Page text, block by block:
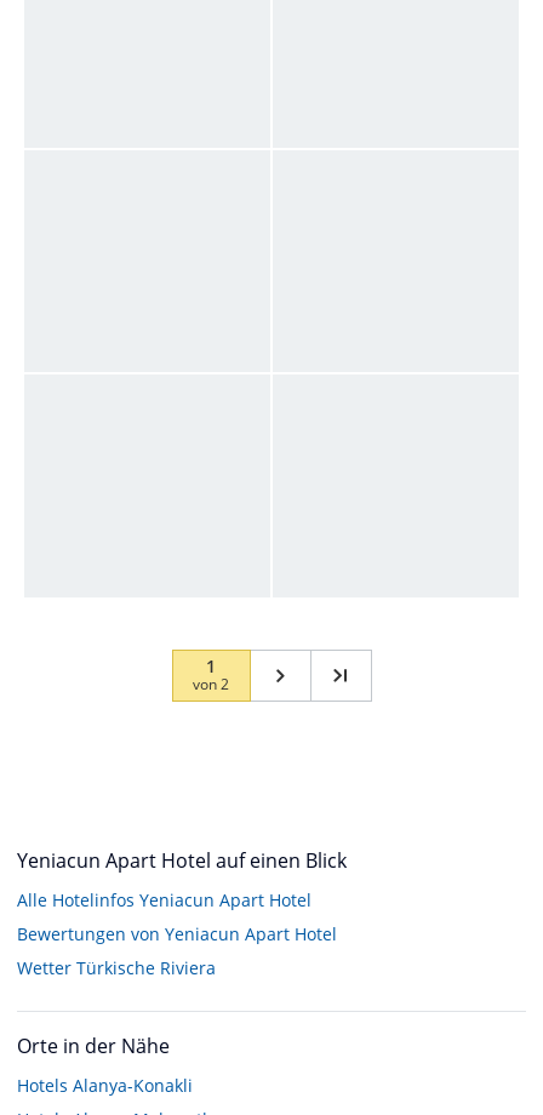
1
von2
Yeniacun Apart Hotel auf einen Blick
Alle Hotelinfos Yeniacun Apart Hotel
Bewertungen von Yeniacun Apart Hotel
Wetter Türkische Riviera
Orte in der Nähe
Hotels Alanya-Konakli